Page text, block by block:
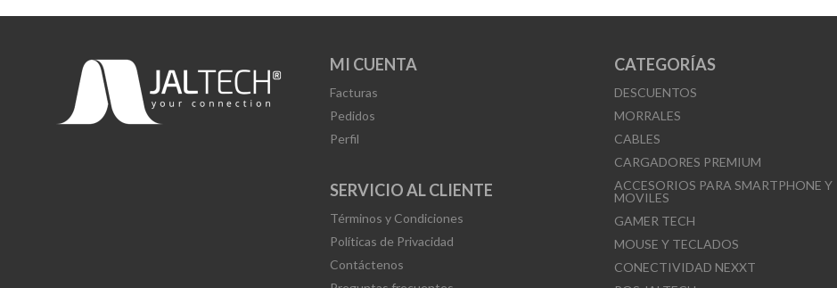
MI CUENTA
Facturas
Pedidos
Perfil
SERVICIO AL CLIENTE
Términos y Condiciones
Políticas de Privacidad
Contáctenos
CATEGORÍAS
DESCUENTOS
MORRALES
CABLES
CARGADORES PREMIUM
ACCESORIOS PARA SMARTPHONE Y
MOVILES
GAMER TECH
MOUSE Y TECLADOS
CONECTIVIDAD NEXXT